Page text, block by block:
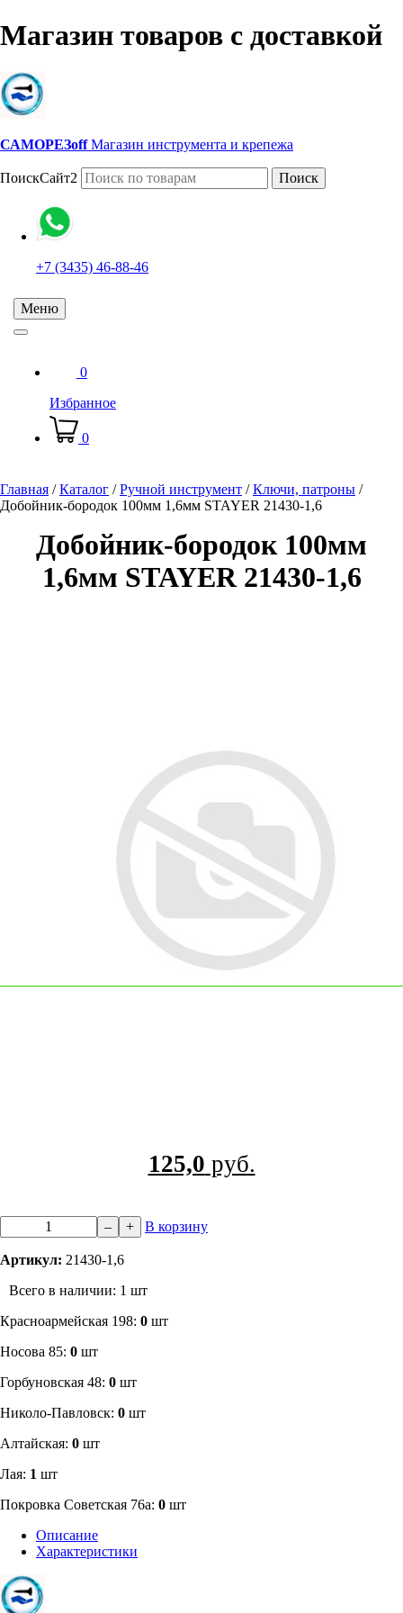
Магазин товаров с доставкой
САМОРЕЗoff Магазин инструмента и крепежа
ПоискСайт2 Поиск
+7 (3435) 46-88-46
Меню
0
Избранное
0
Главная /Каталог /Ручной инструмент /Ключи, патроны /
Добойник-бородок 100мм 1,6мм STAYER 21430-1,6
Добойник-бородок 100мм
1,6мм STAYER 21430-1,6
125,0 руб.
– + В корзину
Артикул: 21430-1,6
Всего в наличии: 1 шт
​Красноармейская 198: 0 шт
Носова 85: 0 шт
​Горбуновская 48: 0 шт
​Николо-Павловск: 0 шт
Алтайская: 0 шт
Лая: 1 шт
Покровка Советская 76а: 0 шт
Описание
Характеристики